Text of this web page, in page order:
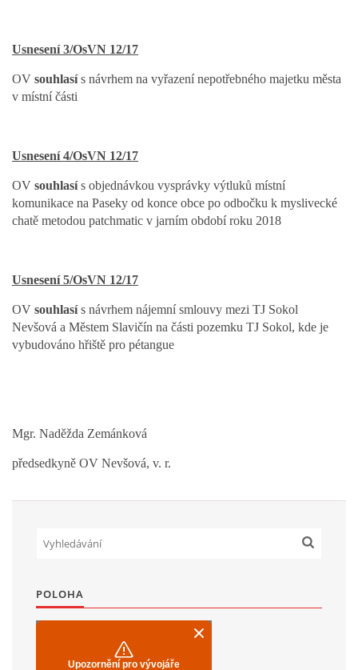
Usnesení 3/OsVN 12/17
OV souhlasís návrhem na vyřazení nepotřebného majetku města
v místní části
Usnesení 4/OsVN 12/17
OV souhlasís objednávkou vysprávky výtluků místní
komunikace na Paseky od konce obce po odbočku k myslivecké
chatě metodou patchmatic v jarním období roku 2018
Usnesení 5/OsVN 12/17
OV souhlasís návrhem nájemní smlouvy mezi TJ Sokol
Nevšová a Městem Slavičín na části pozemku TJ Sokol, kde je
vybudováno hřiště pro pétangue
Mgr. Naděžda Zemánková
předsedkyně OV Nevšová, v. r.
POLOHA